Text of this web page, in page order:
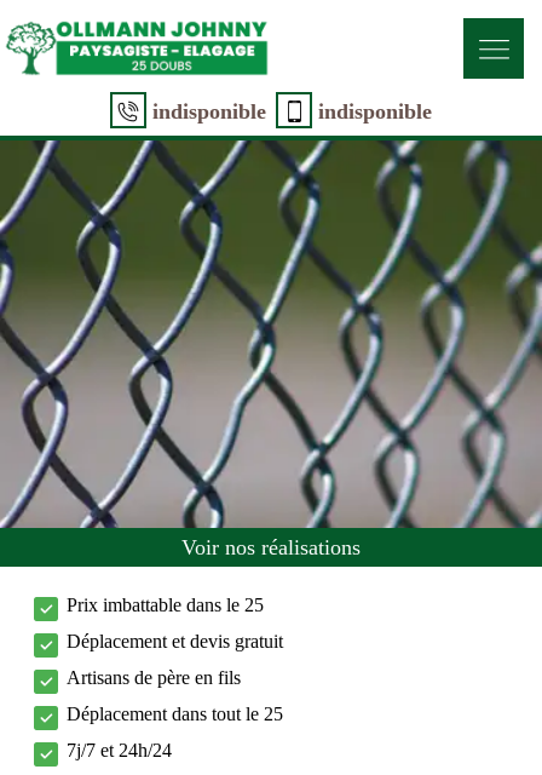
indisponible indisponible
Voir nos réalisations
Prix imbattable dans le 25
Déplacement et devis gratuit
Artisans de père en fils
Déplacement dans tout le 25
7j/7 et 24h/24